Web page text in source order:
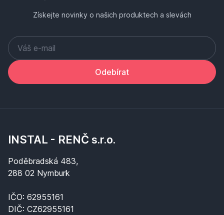
Získejte novinky o našich produktech a slevách
Odebírat
INSTAL - RENČ s.r.o.
Poděbradská 483,
288 02 Nymburk
IČO: 62955161
DIČ: CZ62955161